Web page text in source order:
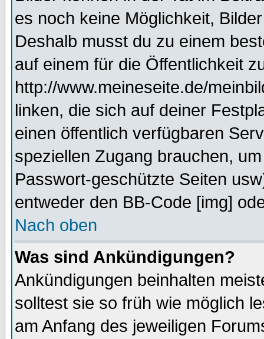
es noch keine Möglichkeit,
Deshalb musst du zu einem
auf einem für die Öffentlichkeit
http://www.meineseite.de/
linken, die sich auf deiner
einen öffentlich verfügbaren
speziellen Zugang brauchen,
Passwort-geschützte Seiten
entweder den BB-Code [img]
Nach oben
Was sind Ankündigungen?
Ankündigungen beinhalten
solltest sie so früh wie möglich
am Anfang des jeweiligen